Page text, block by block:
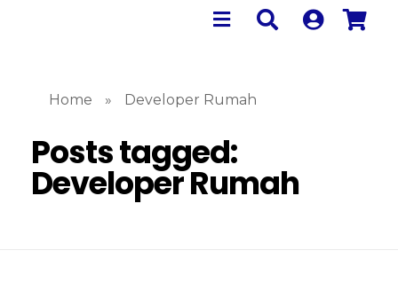
Home » Developer Rumah
Posts tagged:
Developer Rumah